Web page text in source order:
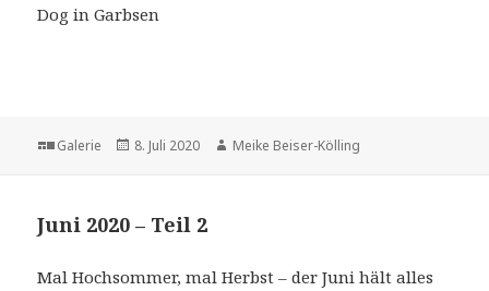
Dog in Garbsen
Format
Galerie
Veröffentlicht
8. Juli 2020 Autor
Meike Beiser-Kölling
Juni 2020 – Teil 2
Mal Hochsommer, mal Herbst – der Juni hält alles